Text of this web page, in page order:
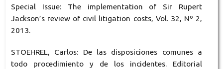
Special Issue: The implementation of Sir Rupert
Jackson’s review of civil litigation costs, Vol. 32, Nº 2,
2013.
STOEHREL, Carlos: De las disposiciones comunes a
todo procedimiento y de los incidentes. Editorial